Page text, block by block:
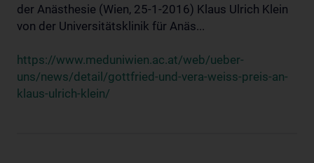
der Anästhesie (Wien, 25-1-2016) Klaus Ulrich Klein
von der Universitätsklinik für Anäs...
https://www.meduniwien.ac.at/web/ueber-
uns/news/detail/gottfried-und-vera-weiss-preis-an-
klaus-ulrich-klein/